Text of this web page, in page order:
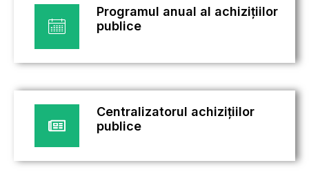
Programul anual al achizițiilor
publice
Centralizatorul achizițiilor
publice